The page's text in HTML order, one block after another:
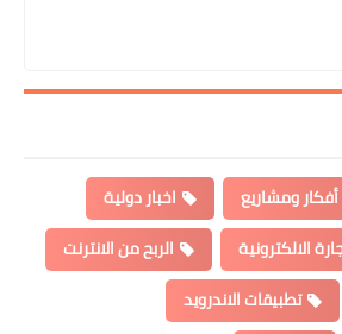
أفكار ومشاريع
اخبار دولية
الالكترونية
الربح من الانترنت
تطبيقات الاندرويد